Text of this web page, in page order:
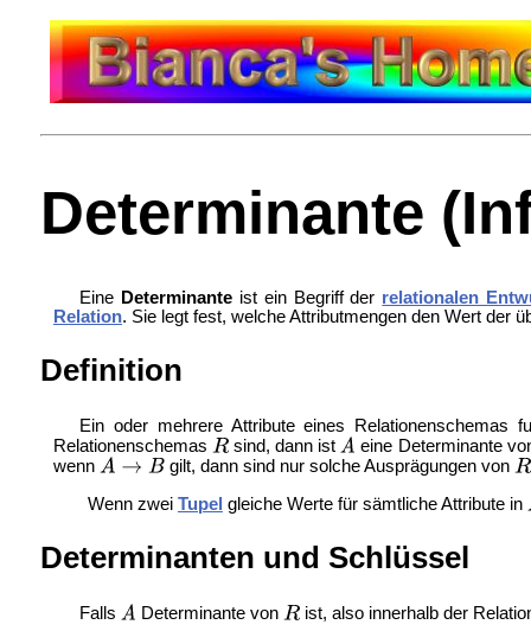
Determinante
Eine Determinanteist ein Begriff der relationalen
Relation. Sie legt fest, welche Attributmengen den Wert der
Definition
Ein oder mehrere Attribute eines
Relationenschemas
Relationenschemas
sind, dann ist
eine Determinante
wenn
gilt, dann sind nur solche Ausprägungen von
Wenn zwei Tupel gleiche Werte für sämtliche Attribute in
Determinanten und Schlüssel
Falls Determinante von
ist, also innerhalb der